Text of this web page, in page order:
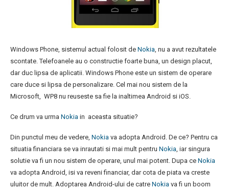
Windows Phone, sistemul actual folosit de Nokia , nu a avut rezultatele
scontate. Telefoanele au o constructie foarte buna, un design placut,
dar duc lipsa de aplicatii. Windows Phone este un sistem de operare
care duce si lipsa de personalizare. Cel mai nou sistem de la
Microsoft, WP8 nu reuseste sa fie la inaltimea Android si iOS.
Ce drum va urma Nokia in aceasta situatie?
Din punctul meu de vedere, Nokia va adopta Android. De ce? Pentru ca
situatia financiara se va inrautati si mai mult pentru Nokia , iar singura
solutie va fi un nou sistem de operare, unul mai potent. Dupa ce Nokia
va adopta Android, isi va reveni financiar, dar cota de piata va creste
uluitor de mult. Adoptarea Android-ului de catre Nokia va fi un boom